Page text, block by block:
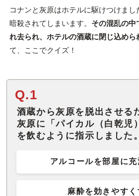
コナンと灰原はホテルに駆けつけま
暗殺されてしまいます。 その混乱の中
れ去られ、ホテルの酒蔵に閉じ込めら
て、ここでクイズ！
Q.1
酒蔵から灰原を脱出させる
灰原に「パイカル（白乾児
を飲むように指示しました
アルコールを部屋に充
麻酔を効きやすく